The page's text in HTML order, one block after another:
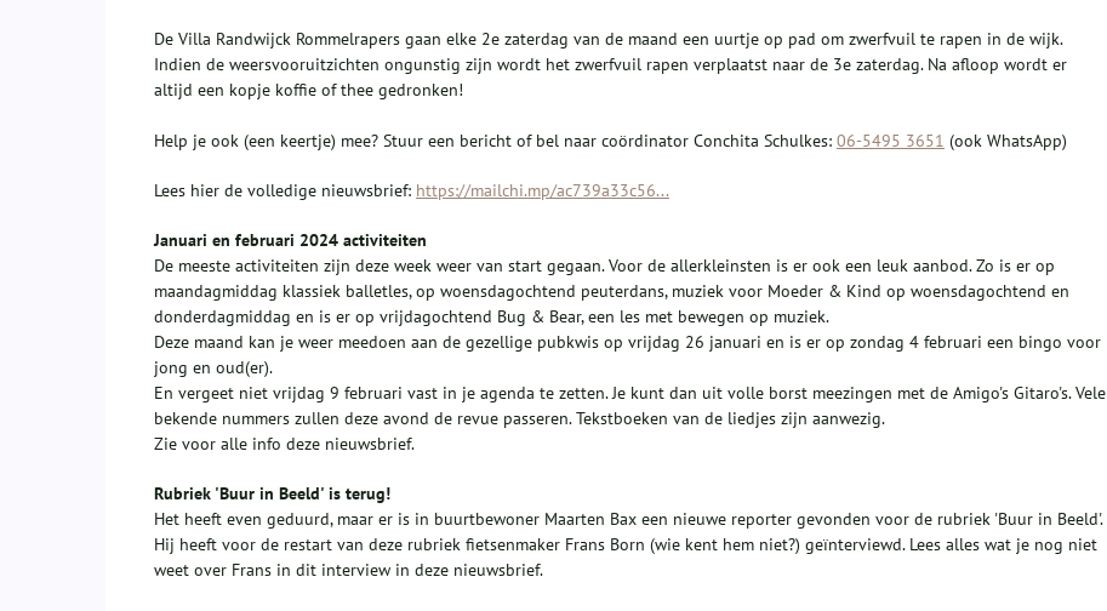
De Villa Randwijck Rommelrapers gaan elke 2e zaterdag van de maand een uurtje op pad om zwerfvuil te rapen in de wijk.
Indien de weersvooruitzichten ongunstig zijn wordt het zwerfvuil rapen verplaatst naar de 3e zaterdag. Na afloop wordt er
altijd een kopje koffie of thee gedronken!
Help je ook (een keertje) mee? Stuur een bericht of bel naar coördinator Conchita Schulkes: 06-5495 3651 (ook WhatsApp)
Lees hier de volledige nieuwsbrief: https://mailchi.mp/ac739a33c56...
Januari en februari 2024 activiteiten
De meeste activiteiten zijn deze week weer van start gegaan. Voor de allerkleinsten is er ook een leuk aanbod. Zo is er op
maandagmiddag klassiek balletles, op woensdagochtend peuterdans, muziek voor Moeder & Kind op woensdagochtend en
donderdagmiddag en is er op vrijdagochtend Bug & Bear, een les met bewegen op muziek.
Deze maand kan je weer meedoen aan de gezellige pubkwis op vrijdag 26 januari en is er op zondag 4 februari een bingo voor
jong en oud(er).
En vergeet niet vrijdag 9 februari vast in je agenda te zetten. Je kunt dan uit volle borst meezingen met de Amigo's Gitaro's. Vele
bekende nummers zullen deze avond de revue passeren. Tekstboeken van de liedjes zijn aanwezig.
Zie voor alle info deze nieuwsbrief.
Rubriek 'Buur in Beeld' is terug!
Het heeft even geduurd, maar er is in buurtbewoner Maarten Bax een nieuwe reporter gevonden voor de rubriek 'Buur in Beeld'.
Hij heeft voor de restart van deze rubriek fietsenmaker Frans Born (wie kent hem niet?) geïnterviewd. Lees alles wat je nog niet
weet over Frans in dit interview in deze nieuwsbrief.